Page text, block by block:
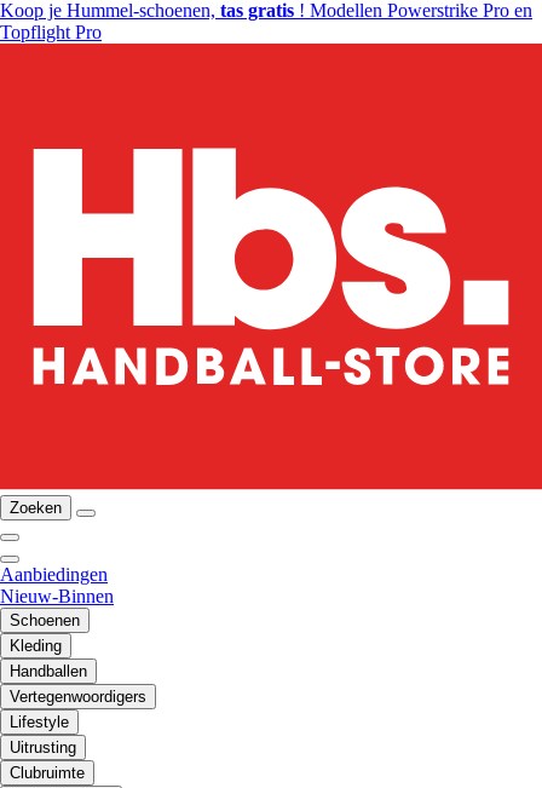
Koop je Hummel-schoenen, tas gratis ! Modellen Powerstrike Pro en
Topflight Pro
Zoeken
Aanbiedingen
Nieuw-Binnen
Schoenen
Kleding
Handballen
Vertegenwoordigers
Lifestyle
Uitrusting
Clubruimte